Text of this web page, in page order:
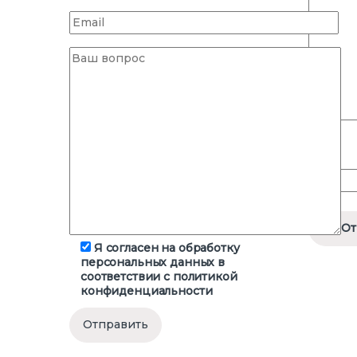
Я согласен на обработку
персональных данных в
соответствии с политикой
конфиденциальности